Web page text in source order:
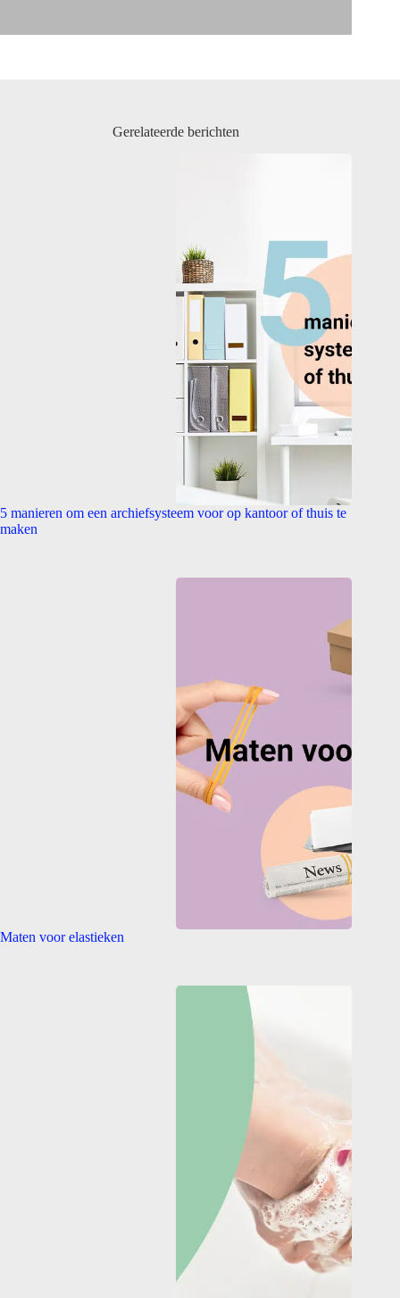
Gerelateerde berichten
5 manieren om een archiefsysteem voor op kantoor of thuis te
maken
Maten voor elastieken